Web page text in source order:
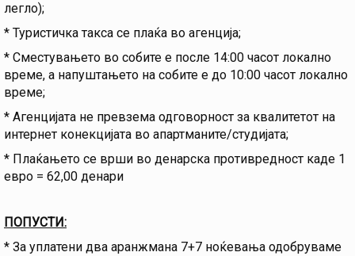
легло);
* Туристичка такса се плаќа во агенција;
* Сместувањето во собите е после 14:00 часот локално
време, а напуштањето на собите е до 10:00 часот локално
време;
* Агенцијата не превзема одговорност за квалитетот на
интернет конекцијата во апартманите/студијата;
* Плаќањето се врши во денарска противредност каде 1
евро = 62,00 денари
ПОПУСТИ:
* За уплатени два аранжмана 7+7 ноќевања одобруваме